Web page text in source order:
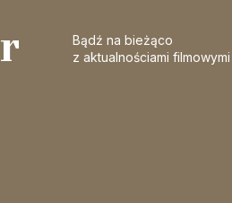
Bądź na bieżąco
z aktualnościami filmowymi